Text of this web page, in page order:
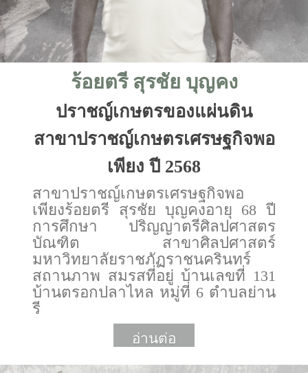
ร้อยตรี สุรชัย บุญคง
ปราชญ์เกษตรของแผ่นดิน
สาขาปราชญ์เกษตรเศรษฐกิจพอ
เพียง ปี 2568
สาขาปราชญ์เกษตรเศรษฐกิจพอ
เพียงร้อยตรี สุรชัย บุญคงอายุ 68 ปี
การศึกษา ปริญญาตรีศิลปศาสตร
บัณฑิต สาขาศิลปศาสตร์
มหาวิทยาลัยราชภัฏราชนครินทร์
สถานภาพ สมรสที่อยู่ บ้านเลขที่ 131
บ้านตรอกปลาไหล หมู่ที่ 6 ตำบลย่าน
รี
อ่านต่อ
More